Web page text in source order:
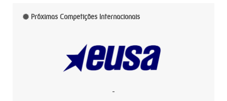
Próximas Competições Internacionais
-